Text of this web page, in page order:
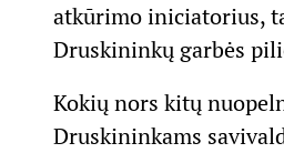
atkūrimo iniciatorius,
Druskininkų garbės
Kokių nors kitų
Druskininkams